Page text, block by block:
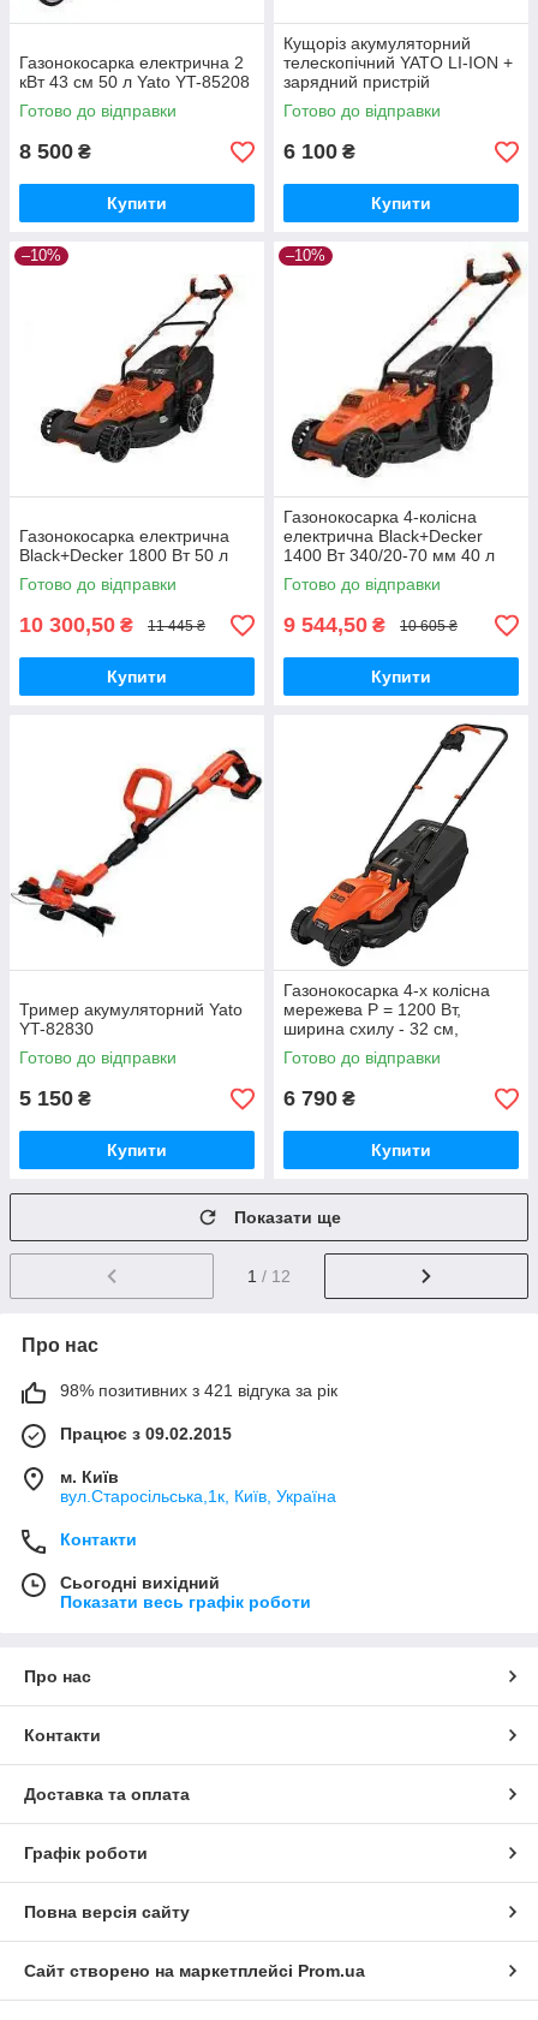
Газонокосарка електрична 2
кВт 43 см 50 л Yato YT-85208
Готово до відправки
8 500 ₴
Купити
Кущоріз акумуляторний
телескопічний YATO LI-ION +
зарядний пристрій
Готово до відправки
6 100 ₴
Купити
–10%
Газонокосарка електрична
Black+Decker 1800 Вт 50 л
Готово до відправки
10 300,50 ₴ 11 445 ₴
Купити
–10%
Газонокосарка 4-колісна
електрична Black+Decker
1400 Вт 340/20-70 мм 40 л
Готово до відправки
9 544,50 ₴ 10 605 ₴
Купити
Тример акумуляторний Yato
YT-82830
Готово до відправки
5 150 ₴
Купити
Газонокосарка 4-х колісна
мережева P = 1200 Вт,
ширина схилу - 32 см,
травозбірник - 35 л,
BEMW451-QS BLACK
Готово до відправки
6 790 ₴
Купити
Показати ще
1 / 12
Про нас
98% позитивних з 421 відгука за рік
Працює з 09.02.2015
м. Київ
вул.Старосільська,1к, Київ, Україна
Контакти
Сьогодні вихідний
Показати весь графік роботи
Про нас
Контакти
Доставка та оплата
Графік роботи
Повна версія сайту
Сайт створено на маркетплейсі Prom.ua